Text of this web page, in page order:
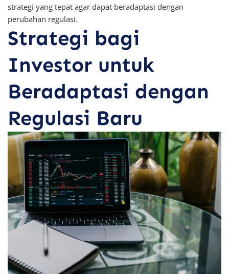
strategi yang tepat agar dapat beradaptasi dengan
perubahan regulasi.
Strategi bagi
Investor untuk
Beradaptasi dengan
Regulasi Baru